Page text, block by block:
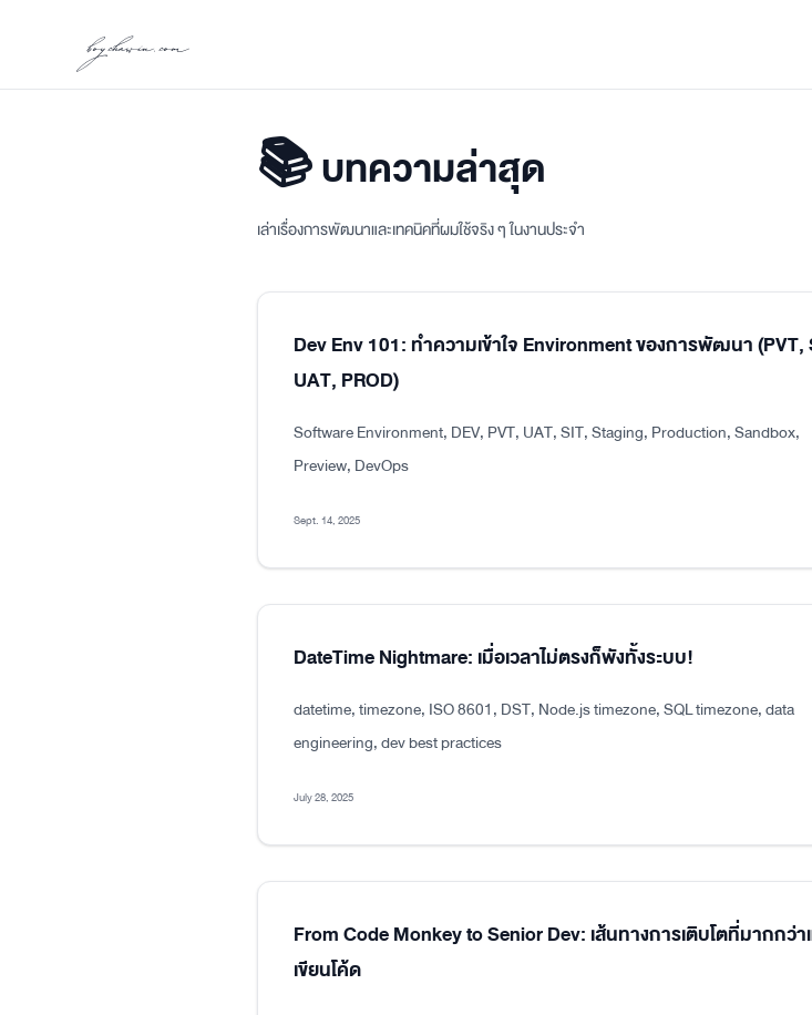
boychawin.com
📚 บทความล่าสุด
เล่าเรื่องการพัฒนาและเทคนิคที่ผมใช้จริง ๆ ในงานประจำ
Dev Env 101: ทำความเข้าใจ Environment ของการพัฒนา (PVT,
UAT, PROD)
Software Environment, DEV, PVT, UAT, SIT, Staging, Production, Sandbox,
Preview, DevOps
Sept. 14, 2025
DateTime Nightmare: เมื่อเวลาไม่ตรงก็พังทั้งระบบ!
datetime, timezone, ISO 8601, DST, Node.js timezone, SQL timezone, data
engineering, dev best practices
July 28, 2025
From Code Monkey to Senior Dev: เส้นทางการเติบโตที่มากกว่า
เขียนโค้ด